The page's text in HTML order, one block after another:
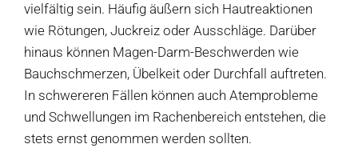
vielfältig sein. Häufig äußern sich Hautreaktionen
wie Rötungen, Juckreiz oder Ausschläge. Darüber
hinaus können Magen-Darm-Beschwerden wie
Bauchschmerzen, Übelkeit oder Durchfall auftreten.
In schwereren Fällen können auch Atemprobleme
und Schwellungen im Rachenbereich entstehen, die
stets ernst genommen werden sollten.